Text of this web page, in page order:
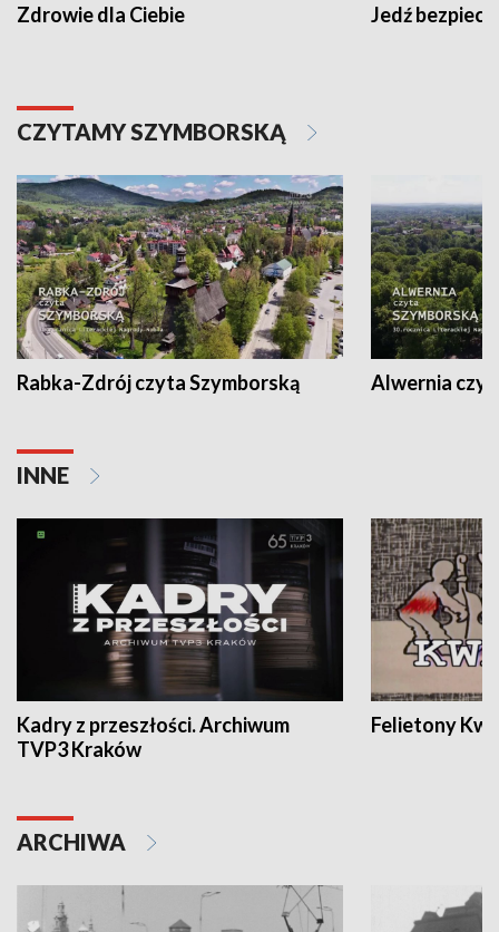
Zdrowie dla Ciebie Jedź
CZYTAMY SZYMBORSKĄ
Rabka-Zdrój czyta Szymborską Alwernia
INNE
Kadry z przeszłości. Archiwum
TVP3 Kraków
Felietony
ARCHIWA